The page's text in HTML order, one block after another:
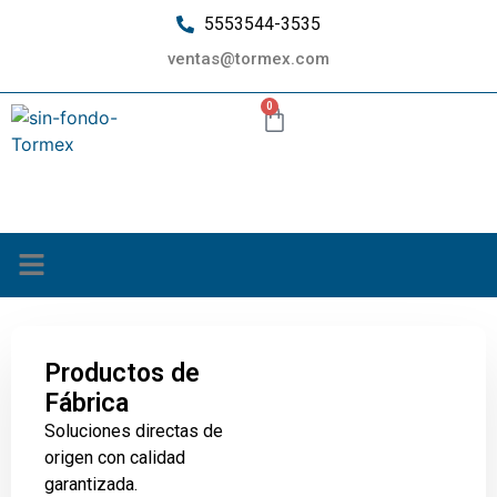
5553544-3535
ventas@tormex.com
0
Productos de
Fábrica
Soluciones directas de
origen con calidad
garantizada.